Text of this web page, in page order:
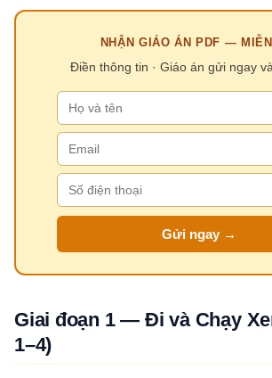
NHẬN GIÁO ÁN PDF — MIỄN
Điền thông tin · Giáo án gửi ngay
Gửi ngay →
Giai đoạn 1 — Đi và Chạy
1–4)